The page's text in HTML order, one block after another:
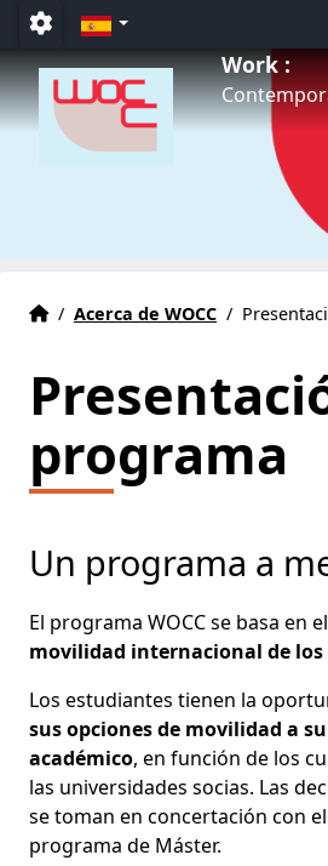
Accéder au menu principal
Accéder au contenu
Paramétrage
ES
Work :
InicioAccueil
/ Acerca de WOCC /
programa
Un programa a
El programa WOCC se basa en el
movilidad internacional de
Los estudiantes tienen la
sus opciones de movilidad a
académico, en función de los
las universidades socias. Las
se toman en concertación con
programa de Máster.